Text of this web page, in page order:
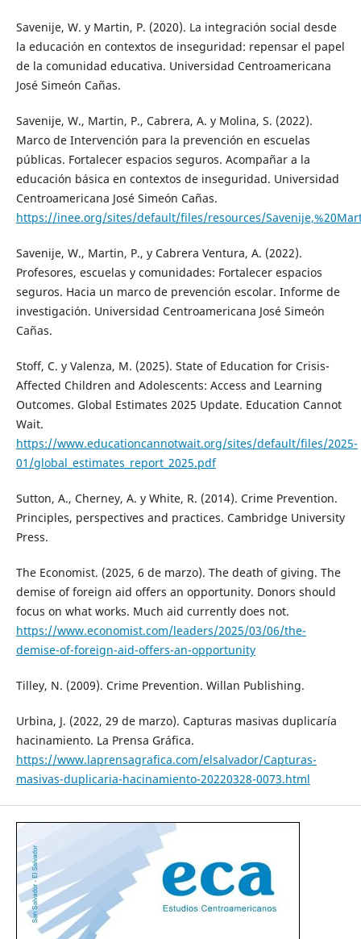
Savenije, W. y Martin, P. (2020). La integración social desde
la educación en contextos de inseguridad: repensar el papel
de la comunidad educativa. Universidad Centroamericana
José Simeón Cañas.
Savenije, W., Martin, P., Cabrera, A. y Molina, S. (2022).
Marco de Intervención para la prevención en escuelas
públicas. Fortalecer espacios seguros. Acompañar a la
educación básica en contextos de inseguridad. Universidad
Centroamericana José Simeón Cañas.
https://inee.org/sites/default/files/resources/
Savenije, W., Martin, P., y Cabrera Ventura, A. (2022).
Profesores, escuelas y comunidades: Fortalecer espacios
seguros. Hacia un marco de prevención escolar. Informe de
investigación. Universidad Centroamericana José Simeón
Cañas.
Stoff, C. y Valenza, M. (2025). State of Education for Crisis-
Affected Children and Adolescents: Access and Learning
Outcomes. Global Estimates 2025 Update. Education Cannot
Wait.
https://www.educationcannotwait.org/sites/default/files/2025-
01/global_estimates_report_2025.pdf
Sutton, A., Cherney, A. y White, R. (2014). Crime Prevention.
Principles, perspectives and practices. Cambridge University
Press.
The Economist. (2025, 6 de marzo). The death of giving. The
demise of foreign aid offers an opportunity. Donors should
focus on what works. Much aid currently does not.
https://www.economist.com/leaders/2025/03/06/the-
demise-of-foreign-aid-offers-an-opportunity
Tilley, N. (2009). Crime Prevention. Willan Publishing.
Urbina, J. (2022, 29 de marzo). Capturas masivas duplicaría
hacinamiento. La Prensa Gráfica.
https://www.laprensagrafica.com/elsalvador/Capturas-
masivas-duplicaria-hacinamiento-20220328-0073.html